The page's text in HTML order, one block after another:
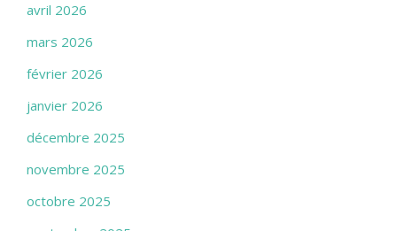
avril 2026
mars 2026
février 2026
janvier 2026
décembre 2025
novembre 2025
octobre 2025